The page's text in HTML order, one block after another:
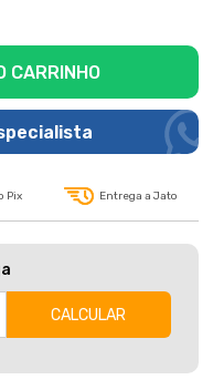
CARRINHO
Pix Entrega a Jato